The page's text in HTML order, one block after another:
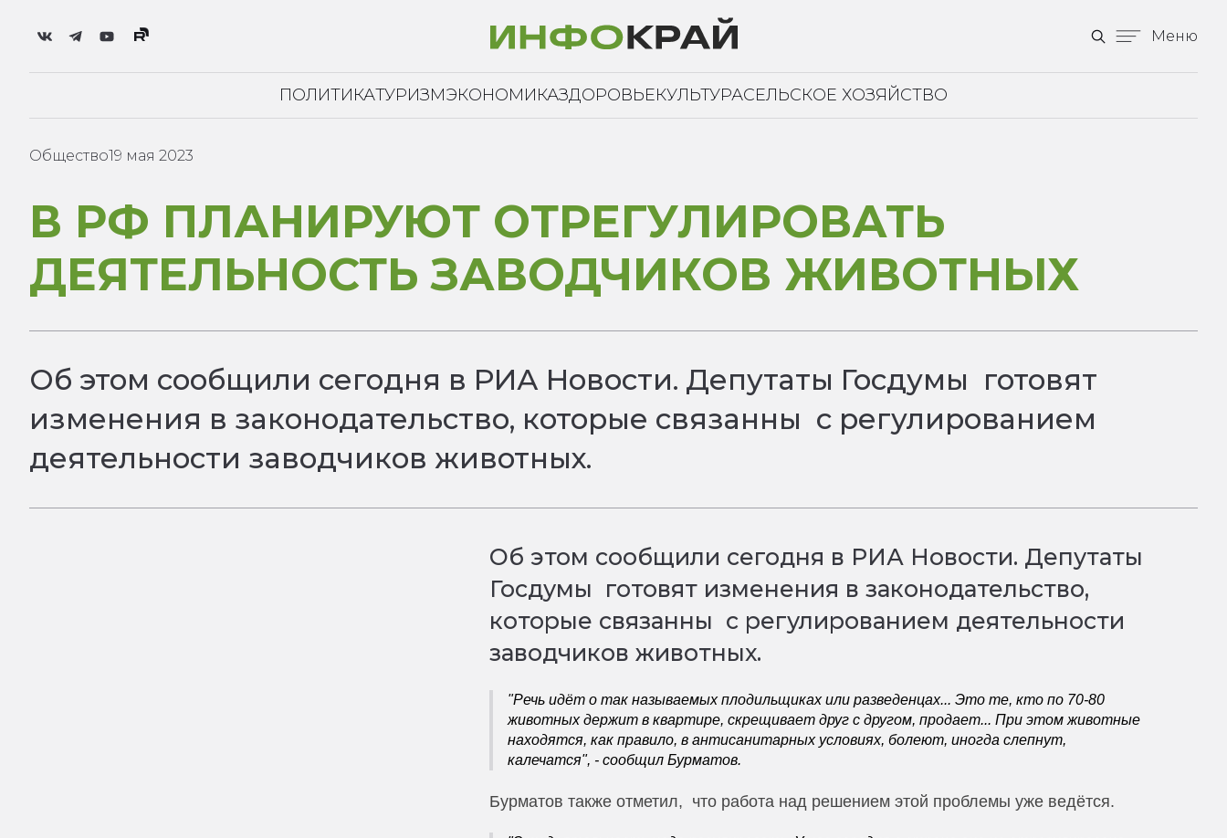
Меню
ПОЛИТИКАТУРИЗМЭКОНОМИКАЗДОРОВЬЕКУЛЬТУРАСЕЛЬСКОЕ ХОЗЯЙСТВО
Общество19 мая 2023
В РФ ПЛАНИРУЮТ ОТРЕГУЛИРОВАТЬ
ДЕЯТЕЛЬНОСТЬ ЗАВОДЧИКОВ ЖИВОТНЫХ
Об этом сообщили сегодня в РИА Новости. Депутаты Госдумы готовят
изменения в законодательство, которые связанны с регулированием
деятельности заводчиков животных.
Об этом сообщили сегодня в РИА Новости. Депутаты
Госдумы готовят изменения в законодательство,
которые связанны с регулированием деятельности
заводчиков животных.
"Речь идёт о так называемых плодильщиках или разведенцах... Это те, кто по 70-80
животных держит в квартире, скрещивает друг с другом, продает... При этом животные
находятся, как правило, в антисанитарных условиях, болеют, иногда слепнут,
калечатся", - сообщил Бурматов.
Бурматов также отметил, что работа над решением этой проблемы уже ведётся.